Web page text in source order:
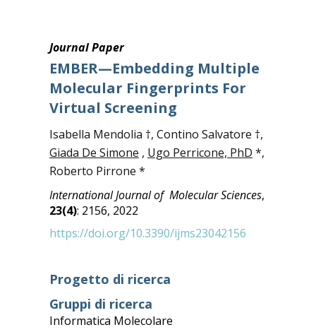
Journal Paper
EMBER—Embedding Multiple
Molecular Fingerprints For
Virtual Screening
Isabella Mendolia †, Contino Salvatore †,
Giada De Simone , Ugo Perricone, PhD *,
Roberto Pirrone *
International Journal of Molecular Sciences,
23(4): 2156, 2022
https://doi.org/10.3390/ijms23042156
Progetto di ricerca
Gruppi di ricerca
Informatica Molecolare